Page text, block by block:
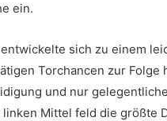
ein.
sich zu einem
Torchancen zur Folge
und nur
Mittel feld die größte